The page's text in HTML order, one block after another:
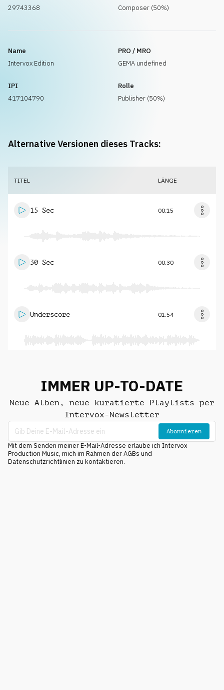
29743368
Composer (50%)
Name
Intervox Edition
PRO / MRO
GEMA undefined
IPI
417104790
Rolle
Publisher (50%)
Alternative Versionen dieses Tracks:
TITEL LÄNGE
15 Sec 00:15
30 Sec 00:30
Underscore 01:54
IMMER UP-TO-DATE
Neue Alben, neue kuratierte Playlists per
Intervox-Newsletter
Abonnieren
Mit dem Senden meiner E-Mail-Adresse erlaube ich Intervox
Production Music, mich im Rahmen der AGBs und
Datenschutzrichtlinien zu kontaktieren.